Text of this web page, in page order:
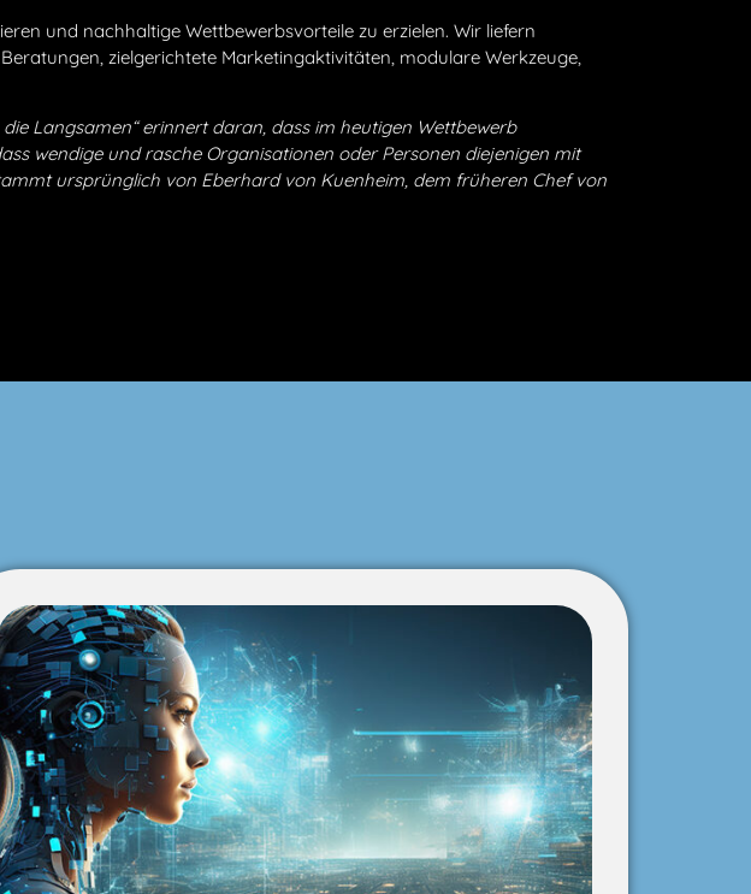
und nachhaltige Wettbewerbsvorteile zu erzielen. Wir liefern
zielgerichtete Marketingaktivitäten, modulare Werkzeuge,
Langsamen“ erinnert daran, dass im heutigen Wettbewerb
wendige und rasche Organisationen oder Personen diejenigen mit
ursprünglich von Eberhard von Kuenheim, dem früheren Chef von